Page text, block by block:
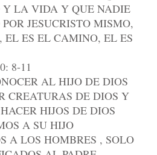
Y LA VIDA Y QUE NADIE
JESUCRISTO MISMO,
EL ES EL CAMINO, EL ES
8-11
AL HIJO DE DIOS
CREATURAS DE DIOS Y
HIJOS DE DIOS
A SU HIJO
A LOS HOMBRES , SOLO